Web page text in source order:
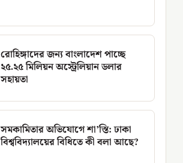
রোহিঙ্গাদের জন্য বাংলাদেশ পাচ্ছে
২৫.২৫ মিলিয়ন অস্ট্রেলিয়ান ডলার
সহায়তা
সমকামিতার অভিযোগে শা’স্তি: ঢাকা
বিশ্ববিদ্যালয়ের বিধিতে কী বলা আছে?